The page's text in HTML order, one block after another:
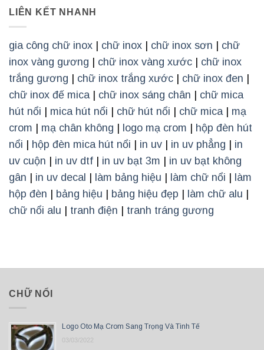
LIÊN KẾT NHANH
gia công chữ inox | chữ inox | chữ inox sơn | chữ
inox vàng gương | chữ inox vàng xước | chữ inox
trắng gương | chữ inox trắng xước | chữ inox đen |
chữ inox đế mica | chữ inox sáng chân | chữ mica
hút nổi | mica hút nổi | chữ hút nổi | chữ mica | mạ
crom | mạ chân không | logo mạ crom | hộp đèn hút
nổi | hộp đèn mica hút nổi | in uv | in uv phẳng | in
uv cuộn | in uv dtf | in uv bạt 3m | in uv bạt không
gân | in uv decal | làm bảng hiệu | làm chữ nổi | làm
hộp đèn | bảng hiệu | bảng hiệu đẹp | làm chữ alu |
chữ nổi alu | tranh điện | tranh tráng gương
CHỮ NỔI
Logo Oto Mạ Crom Sang Trọng Và Tinh Tế
03/03/2022